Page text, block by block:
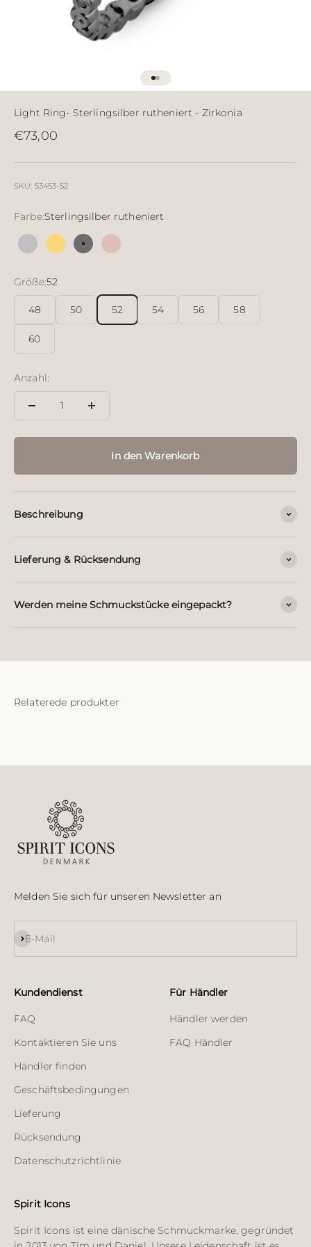
Gehe zu Element 1
Gehe zu Element 2
Light Ring- Sterlingsilber rutheniert - Zirkonia
Angebot
€73,00
SKU: 53453-52
Farbe:Sterlingsilber rutheniert
Silber18 Karat vergoldetes Silber
Sterlingsilber rutheniert
18 Karat rosévergoldet
Größe:52
48 50 52 54 56 58
60
Anzahl:
In den Warenkorb
Beschreibung
Lieferung & Rücksendung
Werden meine Schmuckstücke eingepackt?
Melden Sie sich für unseren Newsletter an
E-Mail
Abonnieren
Kundendienst
FAQ
Kontaktieren Sie uns
Händler finden
Geschäftsbedingungen
Lieferung
Rücksendung
Datenschutzrichtlinie
Für Händler
Händler werden
FAQ Händler
Spirit Icons
Spirit Icons ist eine dänische Schmuckmarke, gegründet